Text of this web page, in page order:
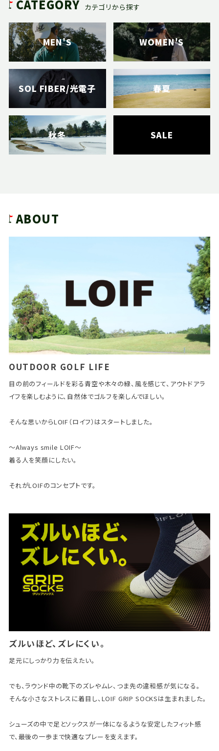
HYOON Ventilation ハイネックシ
ャツ
5,280円(税込)
HYOON Fit アームカバー
2,970円(税込)
光電子® レイヤーテック グリップソ
ックス ロング
3,300円(税込)
光電子®ロングソックス
2,530円(税込)
VIEW MORE
HYOON Fit アームカバー
2,970円(税込)
UVオーバーミトンアームカバー（レ
ディース）
4,180円(税込)
VIEW MORE
【40％OFF】HYOON EX ヒョウオン
ハイネックアンダーシャツ
4,785円(税込)
【70％OFF】HYOON EX ヒョウオン
アンダータイツ
2,310円(税込)
CATEGORY カテゴリから探す
MEN'S WOMEN'S
SOL FIBER/光電子 春夏
秋冬 SALE
ABOUT
OUTDOOR GOLF LIFE
目の前のフィールドを彩る青空や木々の緑、風を感じて、アウトドアラ
イフを楽しむように、自然体でゴルフを楽しんでほしい。
そんな思いからLOIF（ロイフ）はスタートしました。
～Always smile LOIF～
着る人を笑顔にしたい。
それがLOIFのコンセプトです。
ズルいほど、ズレにくい。
足元にしっかり力を伝えたい。
でも、ラウンド中の靴下のズレやムレ、つま先の違和感が気になる。
そんな小さなストレスに着目し、LOIF GRIP SOCKSは生まれました。
シューズの中で足とソックスが一体になるような安定したフィット感
で、最後の一歩まで快適なプレーを支えます。